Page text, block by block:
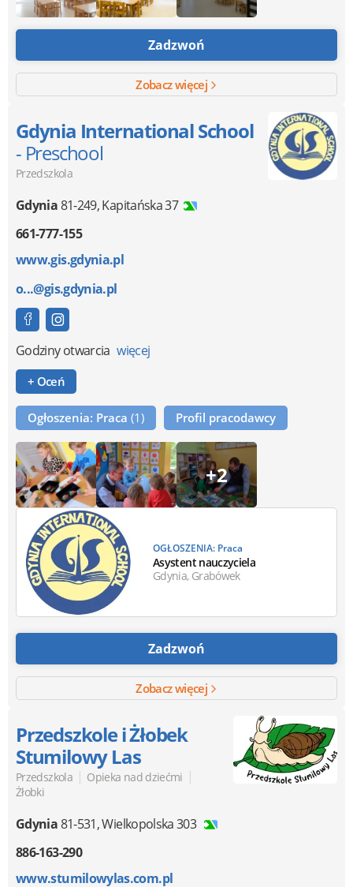
Zadzwoń
Zobacz więcej
Gdynia International School
- Preschool
Przedszkola
Gdynia81-249,Kapitańska 37
661-777-155
www.gis.gdynia.pl
o...@gis.gdynia.pl
Godziny otwarcia więcej
+ Oceń
Ogłoszenia: Praca (1) Profil pracodawcy
+2
OGŁOSZENIA: Praca
Asystent nauczyciela
Gdynia, Grabówek
Zadzwoń
Zobacz więcej
Przedszkole i Żłobek
Stumilowy Las
Przedszkola | Opieka nad dziećmi |
Żłobki
Gdynia81-531,Wielkopolska 303
886-163-290
www.stumilowylas.com.pl